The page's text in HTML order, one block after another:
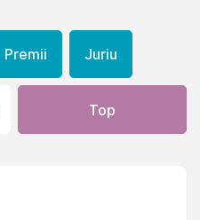
Premii Juriu
Top